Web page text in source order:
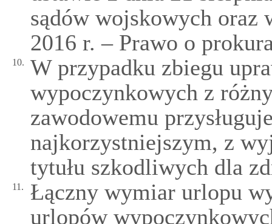
sądów wojskowych oraz
2016 r. – Prawo o
10.
W przypadku zbiegu
wypoczynkowych z
zawodowemu
najkorzystniejszym, z
tytułu szkodliwych dla
11.
Łączny wymiar urlopu
urlopów